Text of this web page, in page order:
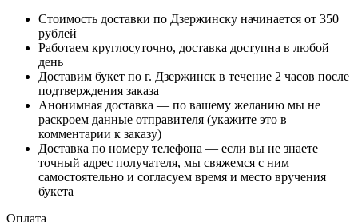
Стоимость доставки по Дзержинску начинается от 350
рублей
Работаем круглосуточно, доставка доступна в любой
день
Доставим букет по г. Дзержинск в течение 2 часов после
подтверждения заказа
Анонимная доставка — по вашему желанию мы не
раскроем данные отправителя (укажите это в
комментарии к заказу)
Доставка по номеру телефона — если вы не знаете
точный адрес получателя, мы свяжемся с ним
самостоятельно и согласуем время и место вручения
букета
Оплата